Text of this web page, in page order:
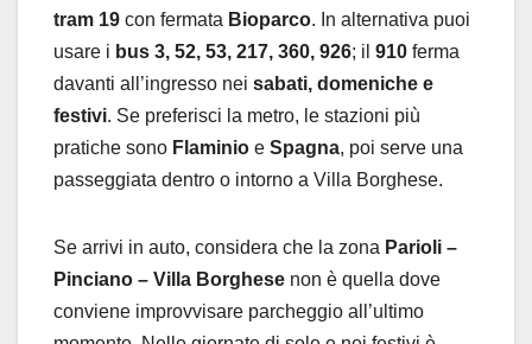
tram 19 con fermata Bioparco. In alternativa puoi
usare i bus 3, 52, 53, 217, 360, 926; il 910 ferma
davanti all’ingresso nei sabati, domeniche e
festivi. Se preferisci la metro, le stazioni più
pratiche sono Flaminio e Spagna, poi serve una
passeggiata dentro o intorno a Villa Borghese.
Se arrivi in auto, considera che la zona Parioli –
Pinciano – Villa Borghese non è quella dove
conviene improvvisare parcheggio all’ultimo